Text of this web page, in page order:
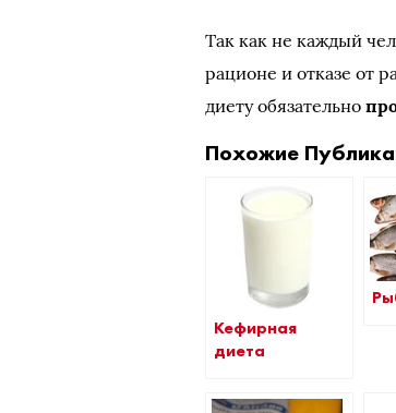
Так как не каждый
рационе и отказе от
диету обязательно
Похожие
Кефирная
диета